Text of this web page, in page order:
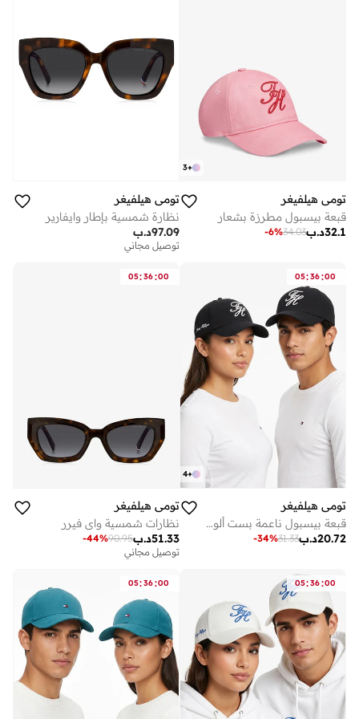
+
3
تومي هيلفيغر
قبعة بيسبول مطرزة بشعار
د.ب32.1
34.03
-6%
تومي هيلفيغر
نظارة شمسية بإطار وايفارير
د.ب97.09
توصيل مجاني
05:36:00
+
4
تومي هيلفيغر
قبعة بيسبول ناعمة بست ألواح
د.ب20.72
31.33
-34%
05:36:00
تومي هيلفيغر
نظارات شمسية واي فيرر
د.ب51.33
90.95
-44%
توصيل مجاني
05:36:00
05:36:00